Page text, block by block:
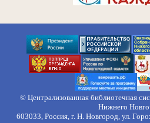
© Централизованная библиотечная
Нижнего
603033, Россия, г. Н. Новгород, ул.